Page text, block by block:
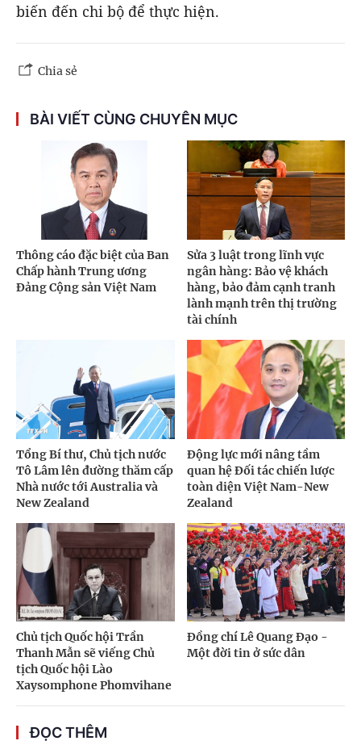
biến đến chi bộ để thực hiện.
Chia sẻ
BÀI VIẾT CÙNG CHUYÊN MỤC
Thông cáo đặc biệt của Ban
Chấp hành Trung ương
Đảng Cộng sản Việt Nam
Sửa 3 luật trong lĩnh vực
ngân hàng: Bảo vệ khách
hàng, bảo đảm cạnh tranh
lành mạnh trên thị trường
tài chính
Tổng Bí thư, Chủ tịch nước
Tô Lâm lên đường thăm cấp
Nhà nước tới Australia và
New Zealand
Động lực mới nâng tầm
quan hệ Đối tác chiến lược
toàn diện Việt Nam-New
Zealand
Chủ tịch Quốc hội Trần
Thanh Mẫn sẽ viếng Chủ
tịch Quốc hội Lào
Xaysomphone Phomvihane
Đồng chí Lê Quang Đạo -
Một đời tin ở sức dân
ĐỌC THÊM